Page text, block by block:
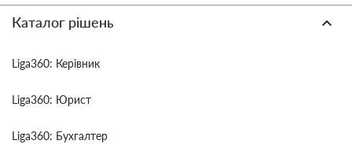
Каталог рішень
Liga360: Керівник
Liga360: Юрист
Liga360: Бухгалтер